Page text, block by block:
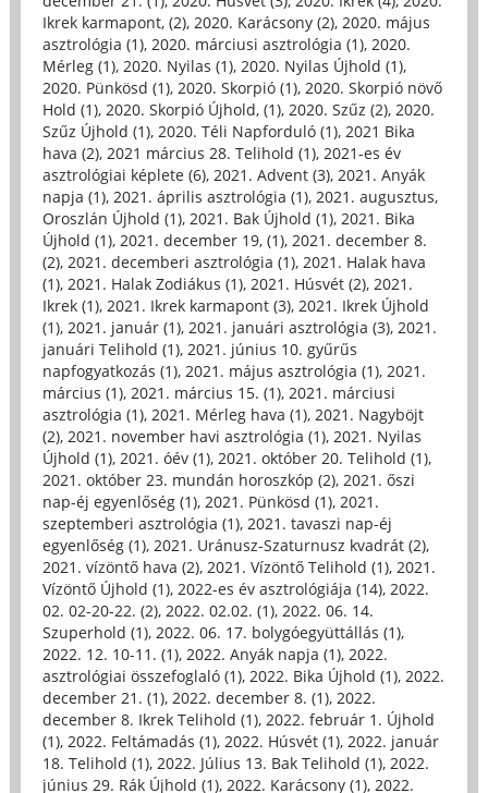
Ikrek karmapont, (2), 2020. Karácsony (2), 2020. május
asztrológia (1), 2020. márciusi asztrológia (1), 2020.
Mérleg (1), 2020. Nyilas (1), 2020. Nyilas Újhold (1),
2020. Pünkösd (1), 2020. Skorpió (1), 2020. Skorpió növő
Hold (1), 2020. Skorpió Újhold, (1), 2020. Szűz (2), 2020.
Szűz Újhold (1), 2020. Téli Napforduló (1), 2021 Bika
hava (2), 2021 március 28. Telihold (1), 2021-es év
asztrológiai képlete (6), 2021. Advent (3), 2021. Anyák
napja (1), 2021. április asztrológia (1), 2021. augusztus,
Oroszlán Újhold (1), 2021. Bak Újhold (1), 2021. Bika
Újhold (1), 2021. december 19, (1), 2021. december 8.
(2), 2021. decemberi asztrológia (1), 2021. Halak hava
(1), 2021. Halak Zodiákus (1), 2021. Húsvét (2), 2021.
Ikrek (1), 2021. Ikrek karmapont (3), 2021. Ikrek Újhold
(1), 2021. január (1), 2021. januári asztrológia (3), 2021.
januári Telihold (1), 2021. június 10. gyűrűs
napfogyatkozás (1), 2021. május asztrológia (1), 2021.
március (1), 2021. március 15. (1), 2021. márciusi
asztrológia (1), 2021. Mérleg hava (1), 2021. Nagyböjt
(2), 2021. november havi asztrológia (1), 2021. Nyilas
Újhold (1), 2021. óév (1), 2021. október 20. Telihold (1),
2021. október 23. mundán horoszkóp (2), 2021. őszi
nap-éj egyenlőség (1), 2021. Pünkösd (1), 2021.
szeptemberi asztrológia (1), 2021. tavaszi nap-éj
egyenlőség (1), 2021. Uránusz-Szaturnusz kvadrát (2),
2021. vízöntő hava (2), 2021. Vízöntő Telihold (1), 2021.
Vízöntő Újhold (1), 2022-es év asztrológiája (14), 2022.
02. 02-20-22. (2), 2022. 02.02. (1), 2022. 06. 14.
Szuperhold (1), 2022. 06. 17. bolygóegyüttállás (1),
2022. 12. 10-11. (1), 2022. Anyák napja (1), 2022.
asztrológiai összefoglaló (1), 2022. Bika Újhold (1), 2022.
december 21. (1), 2022. december 8. (1), 2022.
december 8. Ikrek Telihold (1), 2022. február 1. Újhold
(1), 2022. Feltámadás (1), 2022. Húsvét (1), 2022. január
18. Telihold (1), 2022. Július 13. Bak Telihold (1), 2022.
június 29. Rák Újhold (1), 2022. Karácsony (1), 2022.